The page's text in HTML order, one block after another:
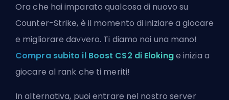
Ora che hai imparato qualcosa di nuovo su
Counter-Strike, è il momento di iniziare a giocare
e migliorare davvero. Ti diamo noi una mano!
Compra subito il Boost CS2 di Elokinge inizia a
giocare al rank che ti meriti!
In alternativa, puoientrare nel nostro server